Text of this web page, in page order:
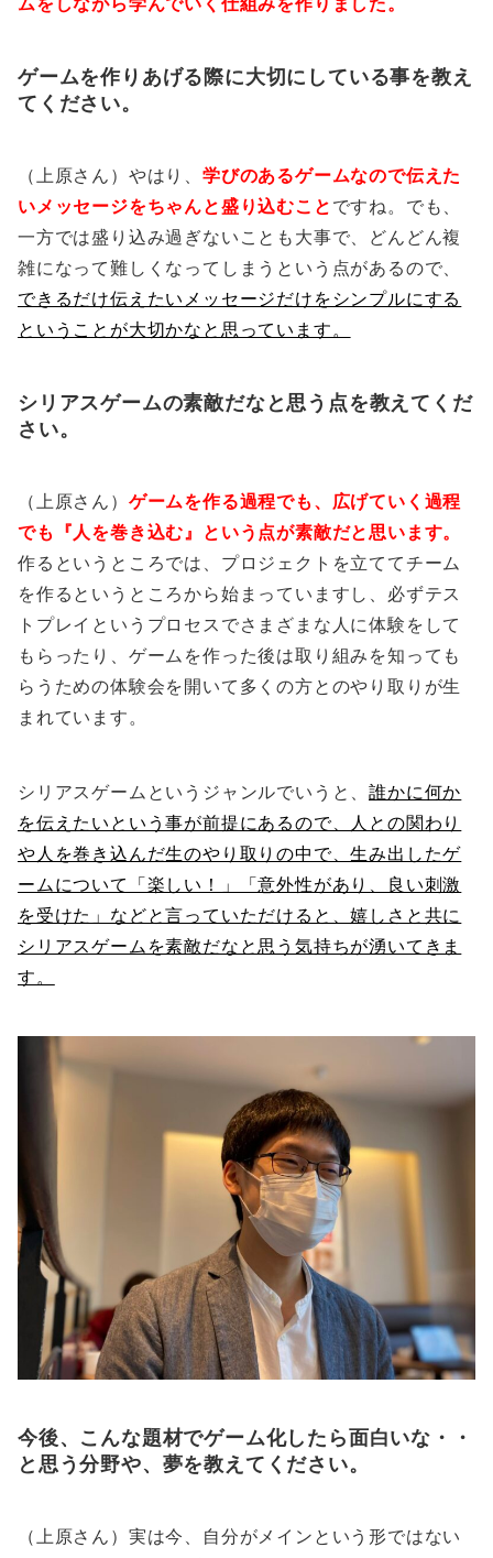
ゲームを作りあげる際に大切にしている事を教え
てください。
（上原さん）やはり、 学びのあるゲームなので伝えた
いメッセージをちゃんと盛り込むこと ですね。でも、
一方では盛り込み過ぎないことも大事で、どんどん複
雑になって難しくなってしまうという点があるので、
できるだけ伝えたいメッセージだけをシンプルにする
ということが大切かなと思っています。
シリアスゲームの素敵だなと思う点を教えてくだ
さい。
（上原さん） ゲームを作る過程でも、広げていく過程
でも『人を巻き込む』という点が素敵だと思います。
作るというところでは、プロジェクトを立ててチーム
を作るというところから始まっていますし、必ずテス
トプレイというプロセスでさまざまな人に体験をして
もらったり、ゲームを作った後は取り組みを知っても
らうための体験会を開いて多くの方とのやり取りが生
まれています。
シリアスゲームというジャンルでいうと、誰かに何か
を伝えたいという事が前提にあるので、人との関わり
や人を巻き込んだ生のやり取りの中で、生み出したゲ
ームについて「楽しい！」「意外性があり、良い刺激
を受けた」などと言っていただけると、嬉しさと共に
シリアスゲームを素敵だなと思う気持ちが湧いてきま
す。
今後、こんな題材でゲーム化したら面白いな・・
と思う分野や、夢を教えてください。
（上原さん）実は今、自分がメインという形ではない